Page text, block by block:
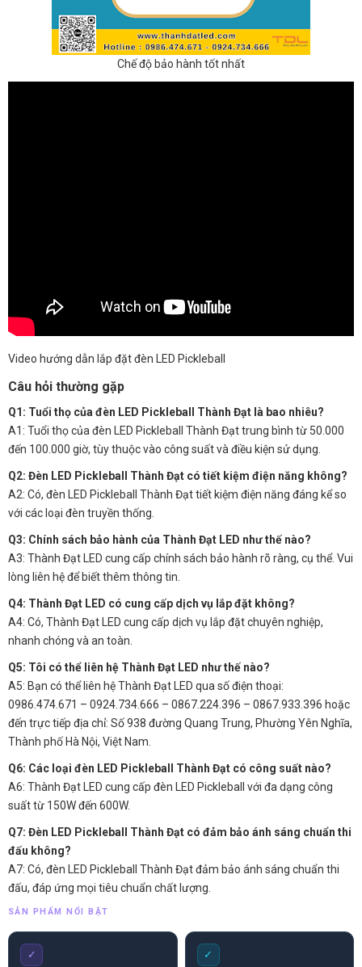
Chế độ bảo hành tốt nhất
Video hướng dẫn lắp đặt đèn LED Pickleball
Câu hỏi thường gặp
Q1: Tuổi thọ của đèn LED Pickleball Thành Đạt là bao nhiêu?
A1: Tuổi thọ của đèn LED Pickleball Thành Đạt trung bình từ 50.000
đến 100.000 giờ, tùy thuộc vào công suất và điều kiện sử dụng.
Q2: Đèn LED Pickleball Thành Đạt có tiết kiệm điện năng không?
A2: Có, đèn LED Pickleball Thành Đạt tiết kiệm điện năng đáng kể so
với các loại đèn truyền thống.
Q3: Chính sách bảo hành của Thành Đạt LED như thế nào?
A3: Thành Đạt LED cung cấp chính sách bảo hành rõ ràng, cụ thể. Vui
lòng liên hệ để biết thêm thông tin.
Q4: Thành Đạt LED có cung cấp dịch vụ lắp đặt không?
A4: Có, Thành Đạt LED cung cấp dịch vụ lắp đặt chuyên nghiệp,
nhanh chóng và an toàn.
Q5: Tôi có thể liên hệ Thành Đạt LED như thế nào?
A5: Bạn có thể liên hệ Thành Đạt LED qua số điện thoại:
0986.474.671 – 0924.734.666 – 0867.224.396 – 0867.933.396 hoặc
đến trực tiếp địa chỉ: Số 938 đường Quang Trung, Phường Yên Nghĩa,
Thành phố Hà Nội, Việt Nam.
Q6: Các loại đèn LED Pickleball Thành Đạt có công suất nào?
A6: Thành Đạt LED cung cấp đèn LED Pickleball với đa dạng công
suất từ 150W đến 600W.
Q7: Đèn LED Pickleball Thành Đạt có đảm bảo ánh sáng chuẩn thi
đấu không?
A7: Có, đèn LED Pickleball Thành Đạt đảm bảo ánh sáng chuẩn thi
đấu, đáp ứng mọi tiêu chuẩn chất lượng.
SẢN PHẨM NỔI BẬT
✓ ✓